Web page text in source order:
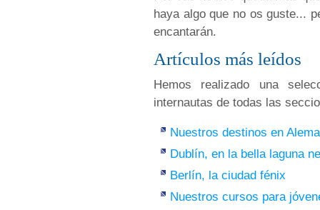
haya algo que no os guste...
encantarán.
Artículos más leídos
Hemos realizado una
internautas de todas las
Nuestros destinos en
Dublín, en la bella laguna
Berlín, la ciudad fénix
Nuestros cursos para